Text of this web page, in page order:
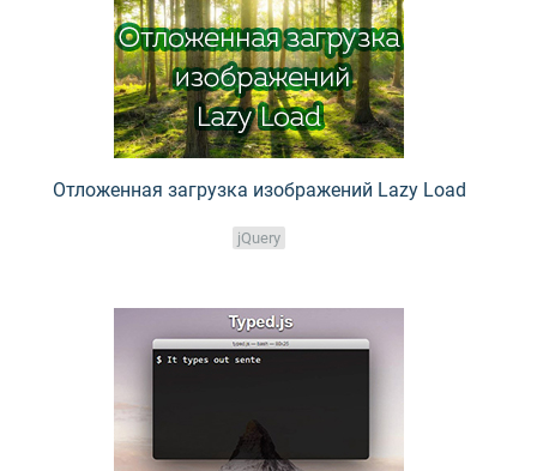
Отложенная загрузка изображений Lazy Load
jQuery